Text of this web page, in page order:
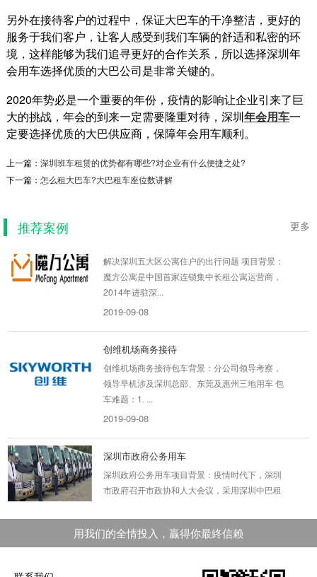
另外在接待客户的过程中，保证大巴车的干净整洁，更好的
服务于我们客户，让客人感受到我们车辆的舒适和私密的环
境，这样能够为我们追寻更好的合作关系，所以选择深圳年
会用车选择优质的大巴公司是非常关键的。
2020年势必是一个重要的年份，疫情的影响让企业引来了巨
大的挑战，年会的到来一定需要隆重对待，深圳年会用车一
定要选择优质的大巴供应商，保障年会用车顺利。
上一篇： 深圳班车租赁的优势都有哪些?对企业有什么便捷之处?
下一篇： 怎么租大巴车?大巴租车座位数讲解
更多
推荐案例
南山科技园北区 行业首创企业拼...
北区13座大厦的物业通过他们内部圈子交流，希
望有车队愿...
魔方公寓是中国首家连锁集中长租公寓运营商，
2014年进驻深...
创维机场商务接待
领导早机涉及深圳总部、东莞及惠州三地用车 包
车难题：1. ...
深圳市政府公务用车
市政府召开市政协和人大会议，采用深圳中巴租
车考斯特。项...
2022-03-15
用我们的全情投入，贏得你最終信赖